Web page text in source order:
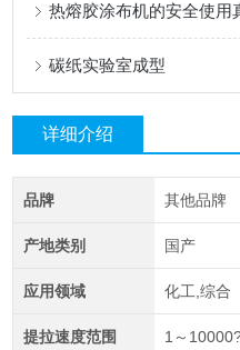
热熔胶涂布机的安全使用
碳纸实验室成型
详细介绍
品牌 其他品牌
产地类别 国产
应用领域 化工,综合
提拉速度范围 1～